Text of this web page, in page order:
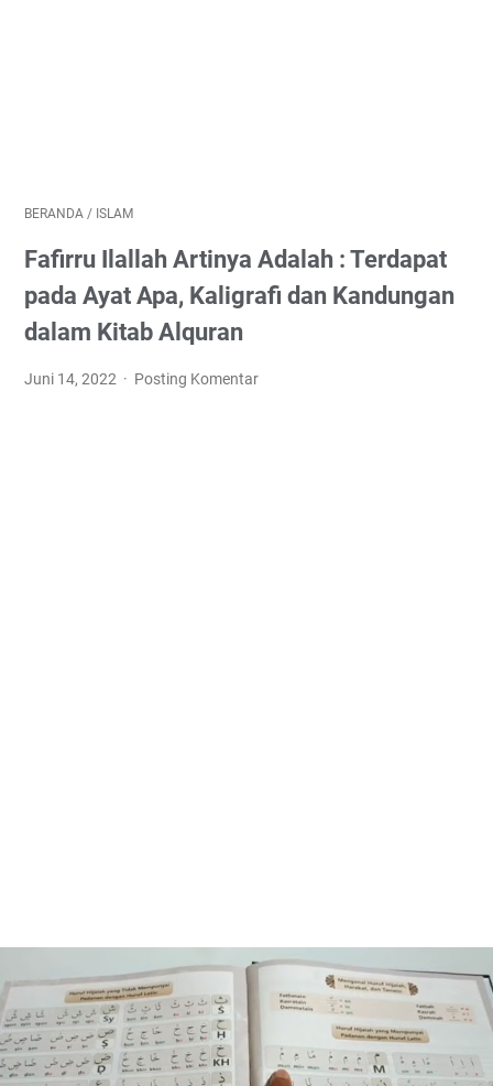
BERANDA / ISLAM
Fafirru Ilallah Artinya Adalah : Terdapat
pada Ayat Apa, Kaligrafi dan Kandungan
dalam Kitab Alquran
Juni 14, 2022 Posting Komentar